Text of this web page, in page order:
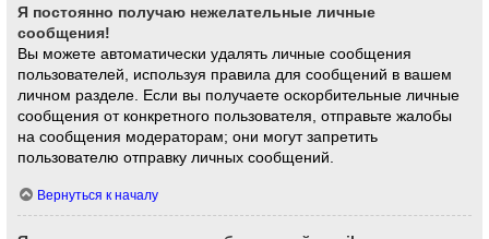
Я постоянно получаю нежелательные личные
сообщения!
Вы можете автоматически удалять личные сообщения
пользователей, используя правила для сообщений в вашем
личном разделе. Если вы получаете оскорбительные личные
сообщения от конкретного пользователя, отправьте жалобы
на сообщения модераторам; они могут запретить
пользователю отправку личных сообщений.
Вернуться к началу